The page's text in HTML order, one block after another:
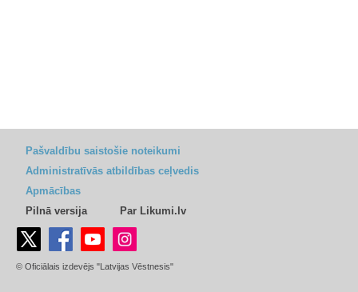
Pašvaldību saistošie noteikumi
Administratīvās atbildības ceļvedis
Apmācības
Pilnā versija
Par Likumi.lv
© Oficiālais izdevējs "Latvijas Vēstnesis"